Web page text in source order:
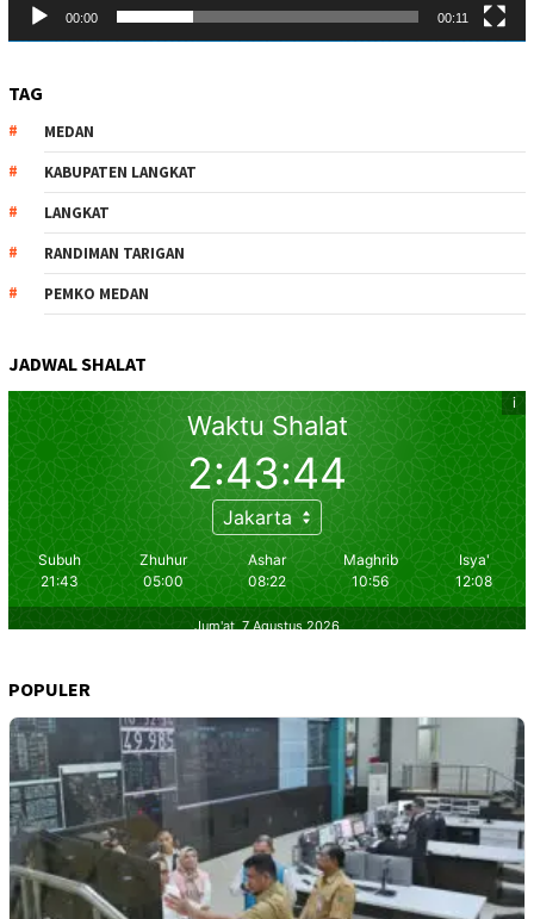
00:00 00:11
TAG
MEDAN
KABUPATEN LANGKAT
LANGKAT
RANDIMAN TARIGAN
PEMKO MEDAN
JADWAL SHALAT
POPULER